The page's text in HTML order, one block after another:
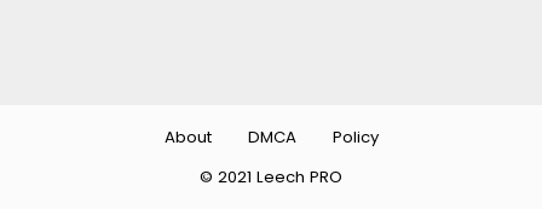
© 2021 Leech PRO
About DMCA Policy